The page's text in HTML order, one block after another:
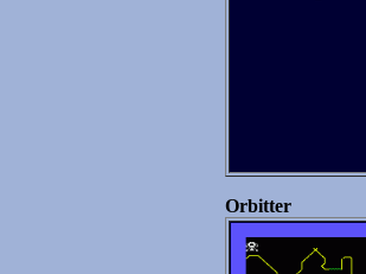
Orbitter